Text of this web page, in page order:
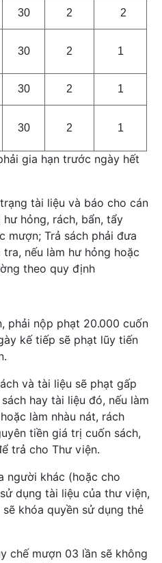
30 2 2
30 2 1
30 2 1
30 2 1
gia hạn trước ngày hết
tài liệu và báo cho cán
hỏng, rách, bẩn, tẩy
Trả sách phải đưa
nếu làm hư hỏng hoặc
theo quy định
phải nộp phạt 20.000 cuốn
kế tiếp sẽ phạt lũy tiến
và tài liệu sẽ phạt gấp
hay tài liệu đó, nếu làm
làm nhàu nát, rách
tiền giá trị cuốn sách,
trả cho Thư viện.
người khác (hoặc cho
dụng tài liệu của thư viện,
khóa quyền sử dụng thẻ
chế mượn 03 lần sẽ không